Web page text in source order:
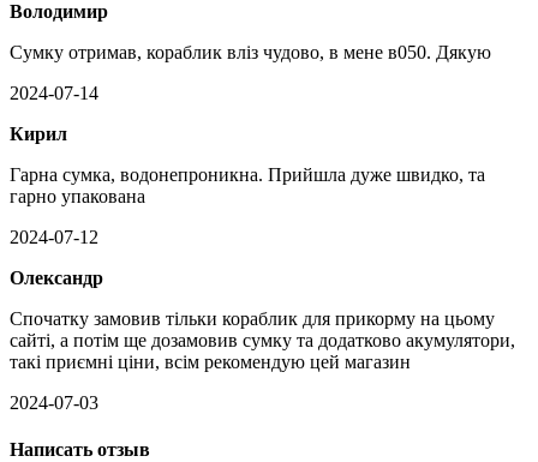
Володимир
Сумку отримав, кораблик вліз чудово, в мене в050. Дякую
2024-07-14
Кирил
Гарна сумка, водонепроникна. Прийшла дуже швидко, та
гарно упакована
2024-07-12
Олександр
Спочатку замовив тільки кораблик для прикорму на цьому
сайті, а потім ще дозамовив сумку та додатково акумулятори,
такі приємні ціни, всім рекомендую цей магазин
2024-07-03
Написать отзыв